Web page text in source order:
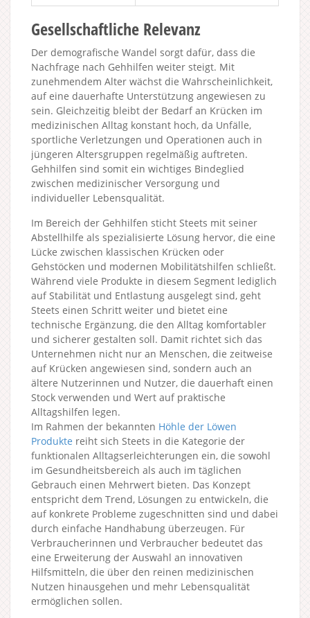
Gesellschaftliche Relevanz
Der demografische Wandel sorgt dafür, dass die
Nachfrage nach Gehhilfen weiter steigt. Mit
zunehmendem Alter wächst die Wahrscheinlichkeit,
auf eine dauerhafte Unterstützung angewiesen zu
sein. Gleichzeitig bleibt der Bedarf an Krücken im
medizinischen Alltag konstant hoch, da Unfälle,
sportliche Verletzungen und Operationen auch in
jüngeren Altersgruppen regelmäßig auftreten.
Gehhilfen sind somit ein wichtiges Bindeglied
zwischen medizinischer Versorgung und
individueller Lebensqualität.
Im Bereich der Gehhilfen sticht Steets mit seiner
Abstellhilfe als spezialisierte Lösung hervor, die eine
Lücke zwischen klassischen Krücken oder
Gehstöcken und modernen Mobilitätshilfen schließt.
Während viele Produkte in diesem Segment lediglich
auf Stabilität und Entlastung ausgelegt sind, geht
Steets einen Schritt weiter und bietet eine
technische Ergänzung, die den Alltag komfortabler
und sicherer gestalten soll. Damit richtet sich das
Unternehmen nicht nur an Menschen, die zeitweise
auf Krücken angewiesen sind, sondern auch an
ältere Nutzerinnen und Nutzer, die dauerhaft einen
Stock verwenden und Wert auf praktische
Alltagshilfen legen.
Im Rahmen der bekannten Höhle der Löwen
Produkte reiht sich Steets in die Kategorie der
funktionalen Alltagserleichterungen ein, die sowohl
im Gesundheitsbereich als auch im täglichen
Gebrauch einen Mehrwert bieten. Das Konzept
entspricht dem Trend, Lösungen zu entwickeln, die
auf konkrete Probleme zugeschnitten sind und dabei
durch einfache Handhabung überzeugen. Für
Verbraucherinnen und Verbraucher bedeutet das
eine Erweiterung der Auswahl an innovativen
Hilfsmitteln, die über den reinen medizinischen
Nutzen hinausgehen und mehr Lebensqualität
ermöglichen sollen.